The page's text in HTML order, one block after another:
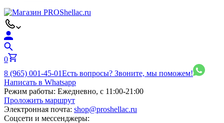
0
8 (965) 001-45-01Есть вопросы? Звоните, мы поможем!
Написать в Whatsapp
Режим работы: Ежедневно, с 11:00-21:00
Проложить маршрут
Электронная почта: shop@proshellac.ru
Соцсети и мессенджеры: